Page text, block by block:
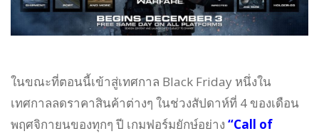
ในขณะที่ตอนนี้เข้าสู่เทศกาล Black Friday หนึ่งใน
เทศกาลลดราคาสินค้าต่างๆ ในช่วงสัปดาห์ที่ 4 ของเดือน
พฤศจิกายนของทุกๆ ปี เกมฟอร์มยักษ์อย่าง “Call of